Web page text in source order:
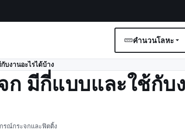
คำนวนโลหะ
บงานอะไรได้บ้าง
ก มีกี่แบบและใช้กับ
รณ์กระจกและฟิตติ้ง